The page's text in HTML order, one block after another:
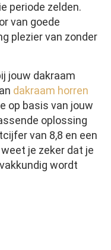
periode zelden.
van goede
plezier van zonder
jouw dakraam
dakraam horren
op basis van jouw
oplossing
van 8,8 en een
je zeker dat je
wordt